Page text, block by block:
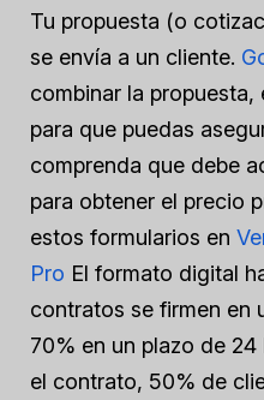
Tu propuesta (o
se envía a un cliente.
combinar la
para que puedas
comprenda que debe
para obtener el precio
estos formularios en
Pro El formato digital
contratos se firmen en
70% en un plazo de
el contrato, 50% de